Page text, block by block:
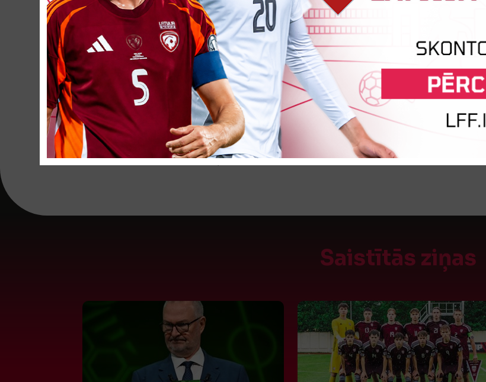
22.
Emīls Sprukts 23.01.2007
PERSONĀLS:
Viktors Dobrecovs
– galvenais treneris
Antons Jemeļins– trenera asistents
Vladislavs Pavļučenko– trenera asistents
Viktors Spole– vārtsargu treneris
Kristaps Petrutis
– fiziskās sagatavotības treneris
Anatolijs Makejevs– ārsts
Marks Kurtišs
– fizioterapeits
Valdis Jansons– menedžeris
Saistītās ziņas